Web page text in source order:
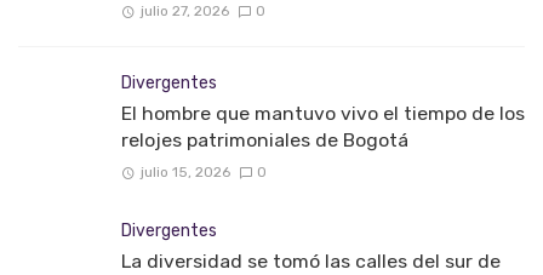
julio 27, 2026 0
Divergentes
El hombre que mantuvo vivo el tiempo de los
relojes patrimoniales de Bogotá
julio 15, 2026 0
Divergentes
La diversidad se tomó las calles del sur de